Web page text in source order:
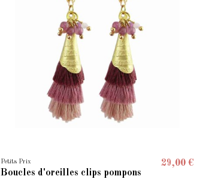
Petits Prix
Boucles d'oreilles clips pompons
29,00 €